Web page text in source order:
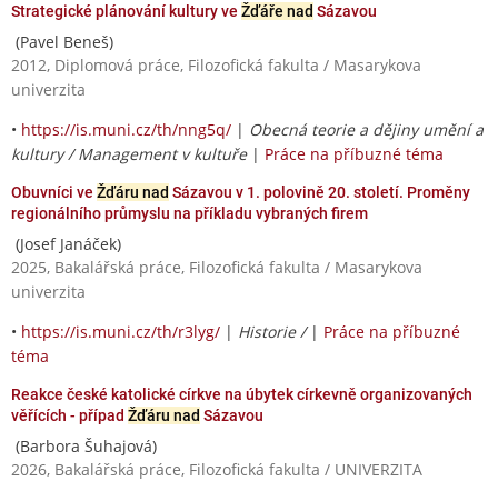
Strategické plánování kultury ve Žďáře nad Sázavou
(Pavel Beneš)
2012, Diplomová práce, Filozofická fakulta / Masarykova
univerzita
• https://is.muni.cz/th/nng5q/ | Obecná teorie a dějiny umění a
kultury / Management v kultuře| Práce na příbuzné téma
Obuvníci ve Žďáru nad Sázavou v 1. polovině 20. století. Proměny
regionálního průmyslu na příkladu vybraných firem
(Josef Janáček)
2025, Bakalářská práce, Filozofická fakulta / Masarykova
univerzita
• https://is.muni.cz/th/r3lyg/ | Historie / | Práce na příbuzné
téma
Reakce české katolické církve na úbytek církevně organizovaných
věřících - případ Žďáru nad Sázavou
(Barbora Šuhajová)
2026, Bakalářská práce, Filozofická fakulta / UNIVERZITA